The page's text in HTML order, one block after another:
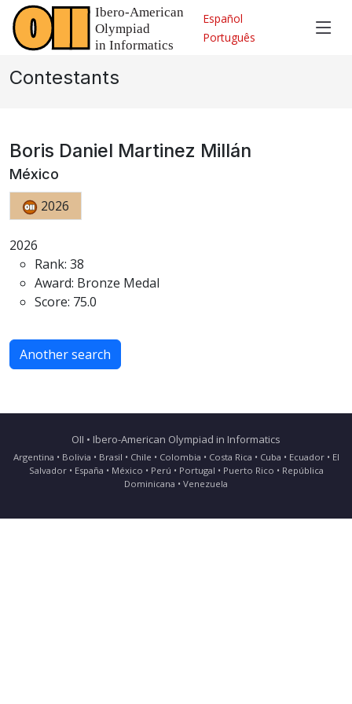
Español
Português
Contestants
Boris Daniel Martinez Millán
México
2026
2026
Rank: 38
Award: Bronze Medal
Score: 75.0
Another search
OII • Ibero-American Olympiad in Informatics
Argentina • Bolivia • Brasil • Chile • Colombia • Costa Rica • Cuba • Ecuador • El
Salvador • España • México • Perú • Portugal • Puerto Rico • República
Dominicana • Venezuela